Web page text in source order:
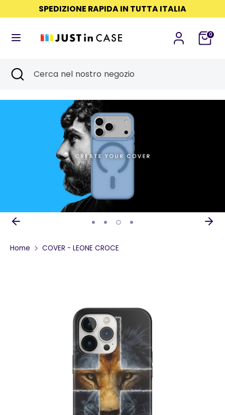
Read
the
al
contenuto
SPEDIZIONE RAPIDA IN TUTTA ITALIA
0
Lingua
ITALIANO
nostro
CercaCerca
nostro
Chiudi
ricerca
Home COVER - LEONE CROCE